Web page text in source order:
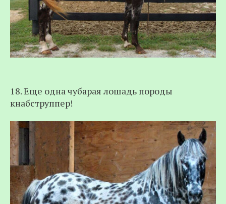
18. Еще одна чубарая лошадь породы
кнабструппер!